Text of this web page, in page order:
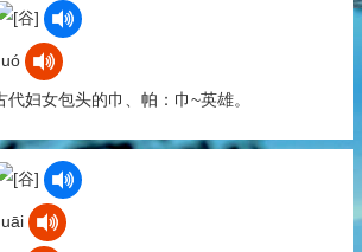
妇女包头的巾、帕：巾~英雄。